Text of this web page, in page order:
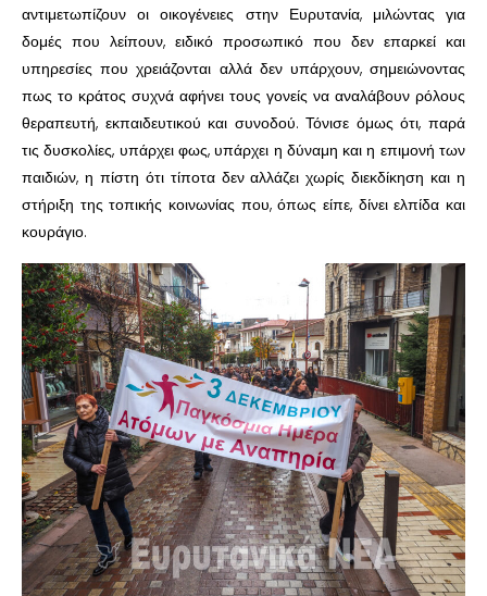
αντιμετωπίζουν οι οικογένειες στην Ευρυτανία, μιλώντας για
δομές που λείπουν, ειδικό προσωπικό που δεν επαρκεί και
υπηρεσίες που χρειάζονται αλλά δεν υπάρχουν, σημειώνοντας
πως το κράτος συχνά αφήνει τους γονείς να αναλάβουν ρόλους
θεραπευτή, εκπαιδευτικού και συνοδού. Τόνισε όμως ότι, παρά
τις δυσκολίες, υπάρχει φως, υπάρχει η δύναμη και η επιμονή των
παιδιών, η πίστη ότι τίποτα δεν αλλάζει χωρίς διεκδίκηση και η
στήριξη της τοπικής κοινωνίας που, όπως είπε, δίνει ελπίδα και
κουράγιο.